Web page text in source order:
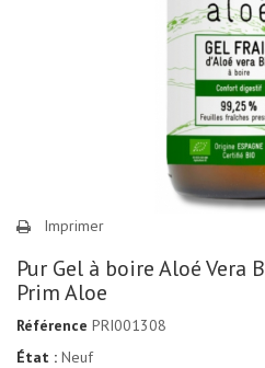
Imprimer
Pur Gel à boire Aloé Vera
Prim Aloe
Référence PRI001308
État : Neuf